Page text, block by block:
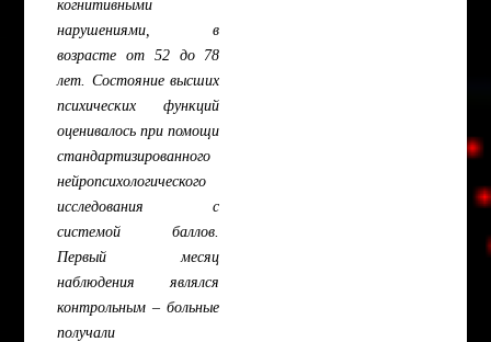
когнитивными
нарушениями, в
возрасте от 52 до 78
лет. Состояние высших
психических функций
оценивалось при помощи
стандартизированного
нейропсихологического
исследования с
системой баллов.
Первый месяц
наблюдения являлся
контрольным – больные
получали